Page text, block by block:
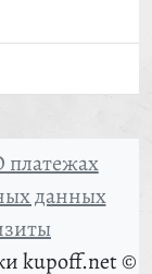
платежах
данных
kupoff.net ©